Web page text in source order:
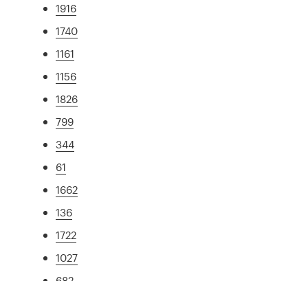
1916
1740
1161
1156
1826
799
344
61
1662
136
1722
1027